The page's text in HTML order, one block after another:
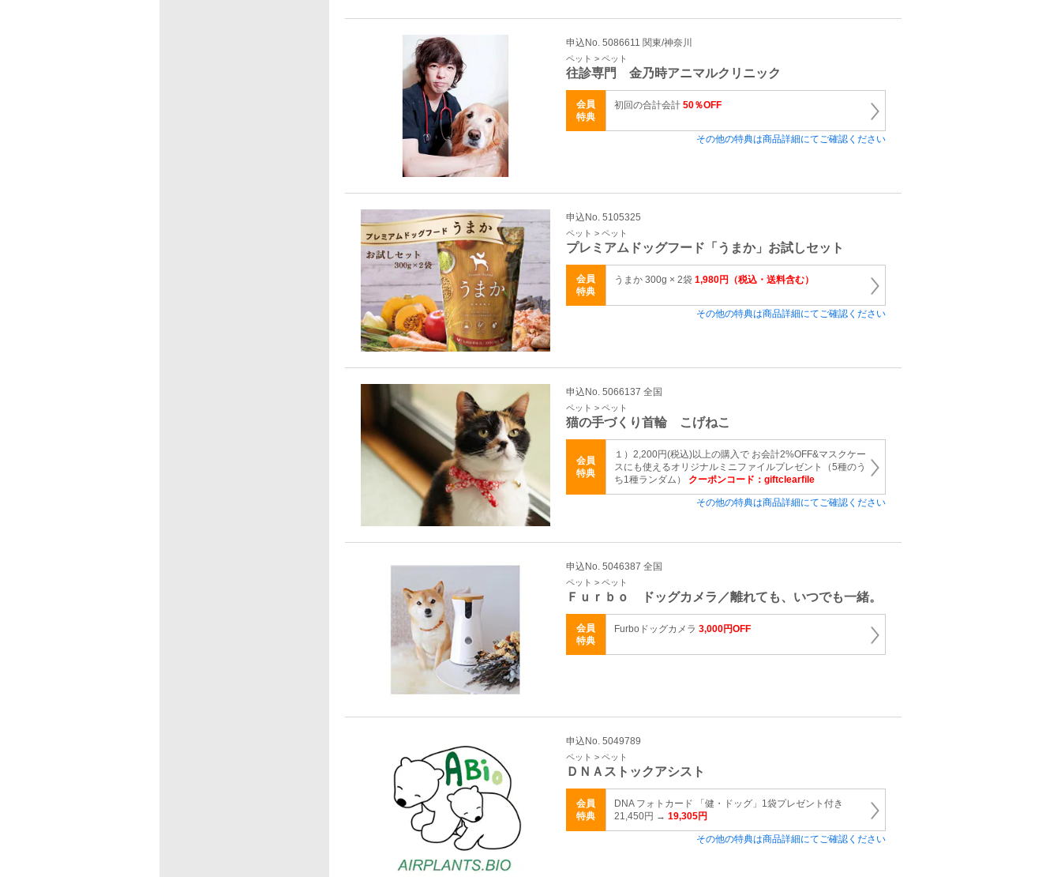
申込No. 5086611 関東/神奈川
ペット > ペット
往診専門 金乃時アニマルクリニック
会員
特典
初回の合計会計 50％OFF
その他の特典は商品詳細にてご確認ください
申込No. 5105325
ペット > ペット
プレミアムドッグフード「うまか」お試しセット
会員
特典
うまか 300g × 2袋 1,980円（税込・送料含む）
その他の特典は商品詳細にてご確認ください
申込No. 5066137 全国
ペット > ペット
猫の手づくり首輪 こげねこ
会員
特典
１）2,200円(税込)以上の購入で お会計2%OFF&マスクケー
スにも使えるオリジナルミニファイルプレゼント（5種のう
ち1種ランダム） クーポンコード：giftclearfile
その他の特典は商品詳細にてご確認ください
申込No. 5046387 全国
ペット > ペット
Ｆｕｒｂｏ ドッグカメラ／離れても、いつでも一緒。
会員
特典
Furboドッグカメラ 3,000円OFF
申込No. 5049789
ペット > ペット
ＤＮＡストックアシスト
会員
特典
DNA フォトカード 「健・ドッグ」1袋プレゼント付き
21,450円 → 19,305円
その他の特典は商品詳細にてご確認ください